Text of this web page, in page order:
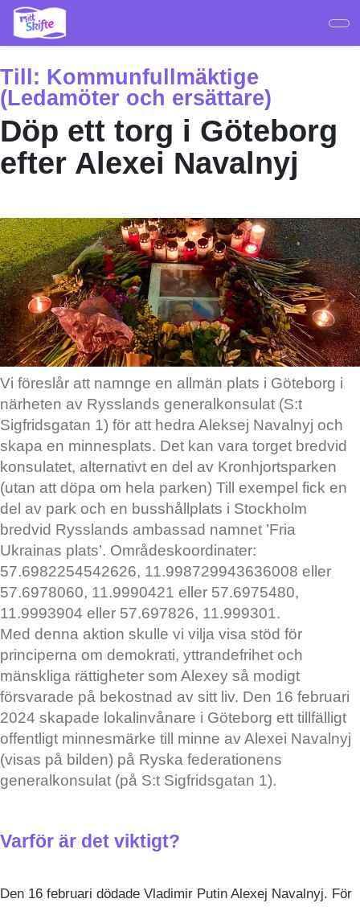
Hoppa
huvudinnehåll
Till: Kommunfullmäktige
(Ledamöter och ersättare)
Döp ett torg i Göteborg
efter Alexei Navalnyj
Vi föreslår att namnge en allmän plats i Göteborg i
närheten av Rysslands generalkonsulat (S:t
Sigfridsgatan 1) för att hedra Aleksej Navalnyj och
skapa en minnesplats. Det kan vara torget bredvid
konsulatet, alternativt en del av Kronhjortsparken
(utan att döpa om hela parken) Till exempel fick en
del av park och en busshållplats i Stockholm
bredvid Rysslands ambassad namnet ’Fria
Ukrainas plats’. Områdeskoordinater:
57.6982254542626, 11.998729943636008 eller
57.6978060, 11.9990421 eller 57.6975480,
11.9993904 eller 57.697826, 11.999301.
Med denna aktion skulle vi vilja visa stöd för
principerna om demokrati, yttrandefrihet och
mänskliga rättigheter som Alexey så modigt
försvarade på bekostnad av sitt liv. Den 16 februari
2024 skapade lokalinvånare i Göteborg ett tillfälligt
offentligt minnesmärke till minne av Alexei Navalnyj
(visas på bilden) på Ryska federationens
generalkonsulat (på S:t Sigfridsgatan 1).
Varför är det viktigt?
Den 16 februari dödade Vladimir Putin Alexej Navalnyj. För